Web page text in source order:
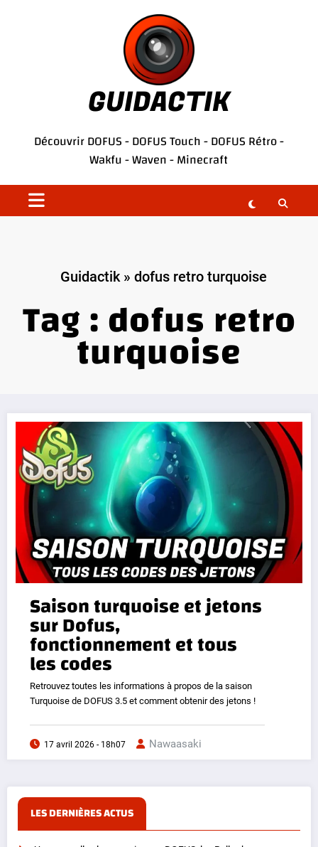
GUIDACTIK
DécouvrirDOFUS-DOFUS Touch-DOFUS Rétro-
Wakfu-Waven-Minecraft
Guidactik»dofus retro turquoise
Tag : dofus retro
turquoise
Saison turquoise et jetons
sur Dofus,
fonctionnement et tous
les codes
Retrouvez toutes les informations à propos de la saison
Turquoise de DOFUS 3.5 et comment obtenir des jetons !
17 avril 2026 - 18h07 Nawaasaki
LES DERNIÈRES ACTUS